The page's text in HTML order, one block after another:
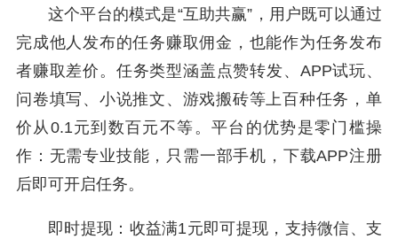
这个平台的模式是“互助共赢”，用户既可以通过
完成他人发布的任务赚取佣金，也能作为任务发布
者赚取差价。任务类型涵盖点赞转发、APP试玩、
问卷填写、小说推文、游戏搬砖等上百种任务，单
价从0.1元到数百元不等。平台的优势是零门槛操
作：无需专业技能，只需一部手机，下载APP注册
后即可开启任务。
即时提现：收益满1元即可提现，支持微信、支